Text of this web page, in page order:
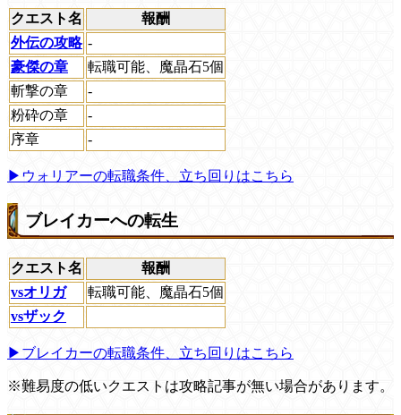
クエスト名
報酬
外伝の攻略 -
豪傑の章
転職可能、魔晶石5個
斬撃の章
-
粉砕の章
-
序章
-
▶ウォリアーの転職条件、立ち回りはこちら
ブレイカーへの転生
クエスト名
報酬
vsオリガ
転職可能、魔晶石5個
vsザック
▶ブレイカーの転職条件、立ち回りはこちら
※難易度の低いクエストは攻略記事が無い場合があります。